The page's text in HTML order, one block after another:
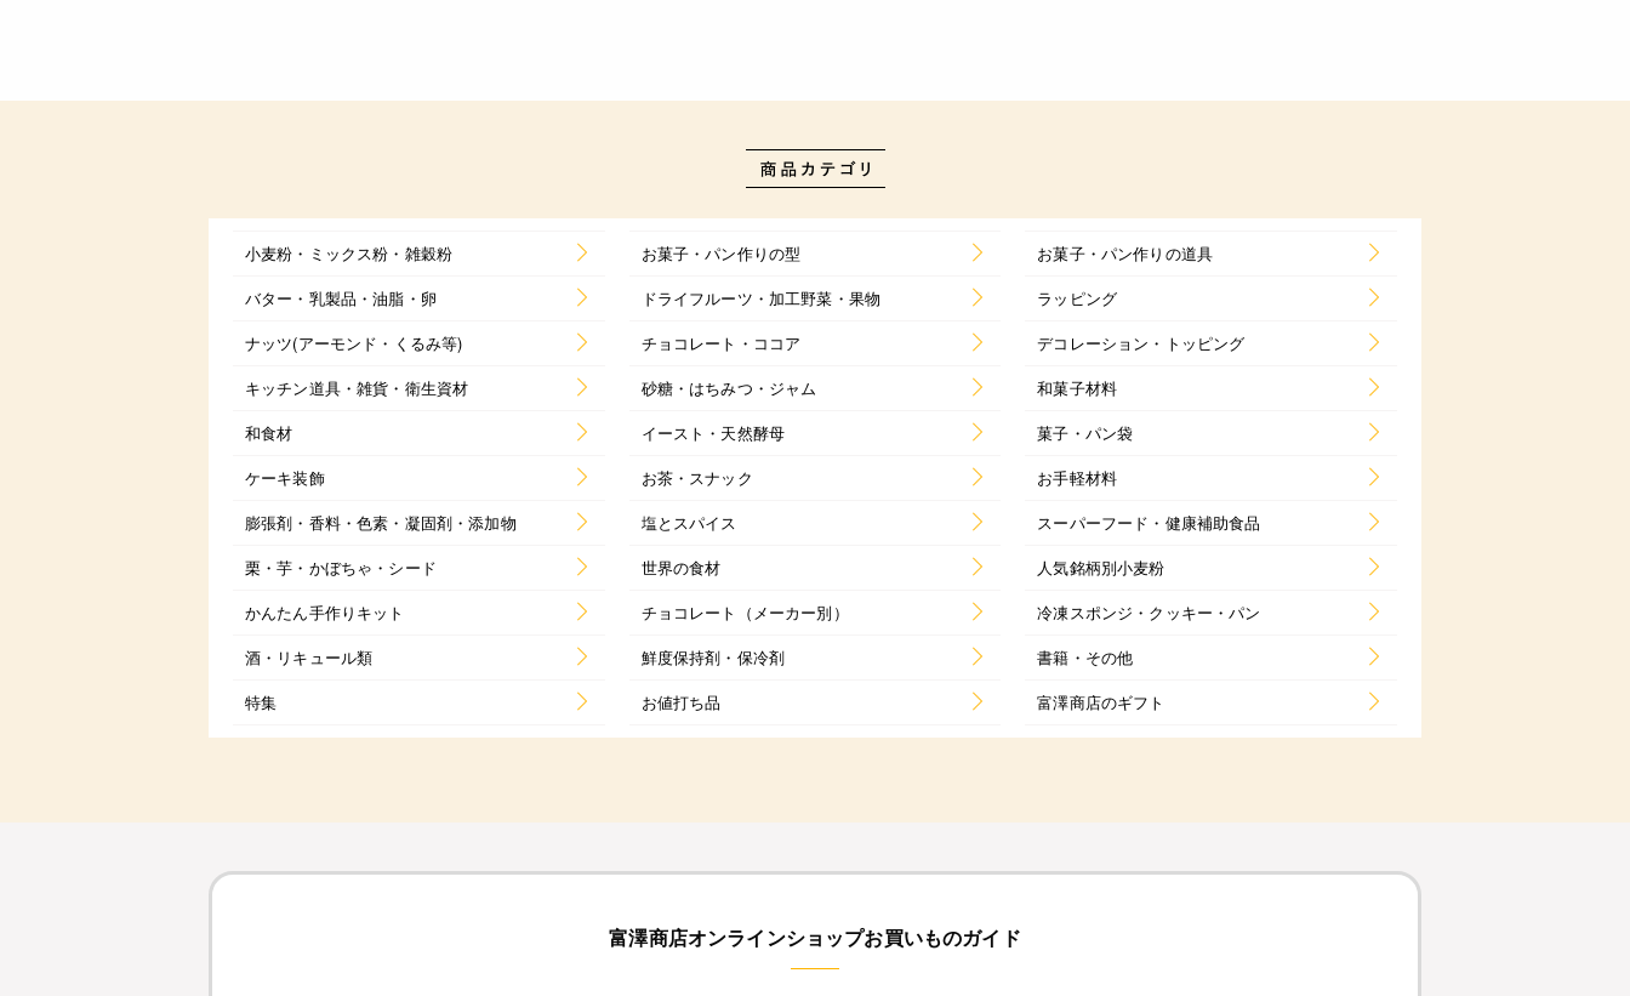
小麦粉・ミックス粉・雑穀粉 お菓子・パン作りの型
お菓子・パン作りの道具
バター・乳製品・油脂・卵
ドライフルーツ・加工野菜・果物
ラッピング
ナッツ(アーモンド・くるみ等)
チョコレート・ココア
デコレーション・トッピング
キッチン道具・雑貨・衛生資材
砂糖・はちみつ・ジャム
和菓子材料
和食材
イースト・天然酵母
菓子・パン袋
ケーキ装飾
お茶・スナック
お手軽材料
膨張剤・香料・色素・凝固剤・添加物
塩とスパイス
スーパーフード・健康補助食品
栗・芋・かぼちゃ・シード
世界の食材
人気銘柄別小麦粉
かんたん手作りキット
チョコレート（メーカー別）
冷凍スポンジ・クッキー・パン
酒・リキュール類
鮮度保持剤・保冷剤
書籍・その他
特集
お値打ち品 富澤商店のギフト
富澤商店オンラインショップお買いものガイド